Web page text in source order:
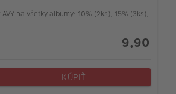
na všetky albumy: 10% (2ks), 15% (3ks),
9,90
KÚPIŤ